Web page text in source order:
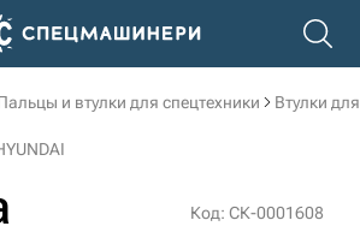
и втулки для спецтехники Втулки
Код: СК-0001608